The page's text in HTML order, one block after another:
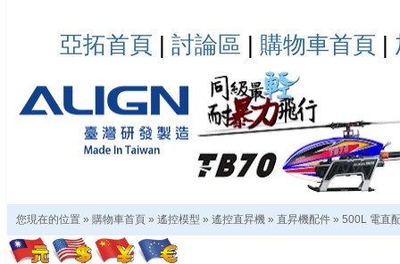
亞拓首頁 | 討論區 | 購物車首頁 |
您現在的位置 » 購物車首頁 » 遙控模型 » 遙控直昇機 » 直昇機配件 » 500L 電直